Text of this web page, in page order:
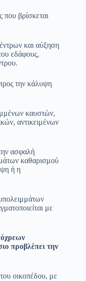
που βρίσκεται
και αύξηση
εδάφους,
την κάλυψη
καυστών,
αντικειμένων
ασφαλή
καθαρισμού
ή η
με
προβλέπει την
οικοπέδου, με